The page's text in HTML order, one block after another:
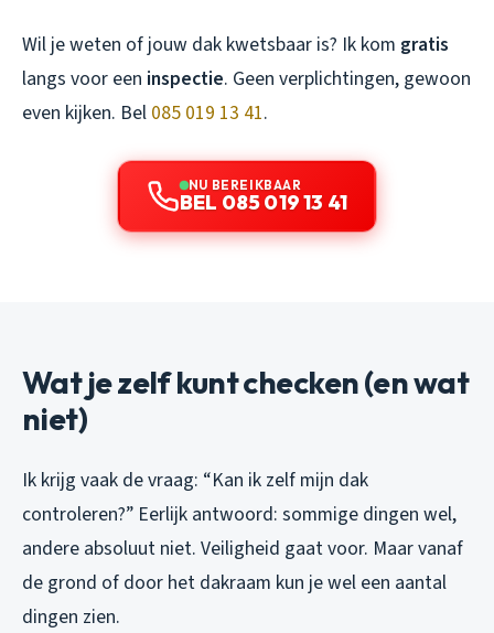
Wil je weten of jouw dak kwetsbaar is? Ik kom gratis
langs voor een inspectie. Geen verplichtingen, gewoon
even kijken. Bel 085 019 13 41.
NU BEREIKBAAR
BEL 085 019 13 41
Wat je zelf kunt checken (en wat
niet)
Ik krijg vaak de vraag: “Kan ik zelf mijn dak
controleren?” Eerlijk antwoord: sommige dingen wel,
andere absoluut niet. Veiligheid gaat voor. Maar vanaf
de grond of door het dakraam kun je wel een aantal
dingen zien.